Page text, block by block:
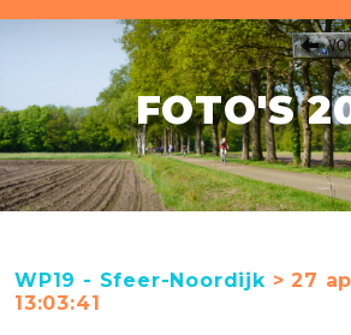
FOTO'S
WP19 - Sfeer-Noordijk > 27
13:03:41